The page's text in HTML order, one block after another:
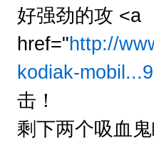
好强劲的攻 <a
href="http://
kodiak-
击！
剩下两个吸血